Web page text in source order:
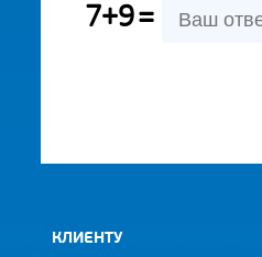
7+9=
КЛИЕНТУ